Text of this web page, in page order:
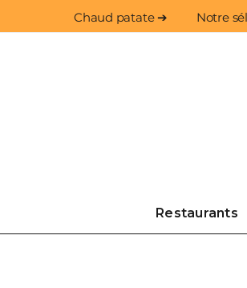
Chaud patate ➔ Notre
Restaurants